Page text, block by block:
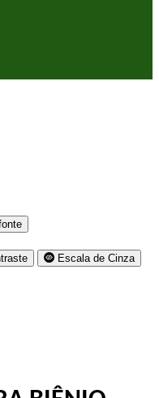
Escala de Cinza